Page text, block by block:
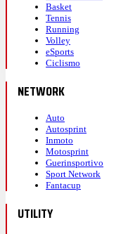
Basket
Tennis
Running
Volley
eSports
Ciclismo
NETWORK
Auto
Autosprint
Inmoto
Motosprint
Guerinsportivo
Sport Network
Fantacup
UTILITY